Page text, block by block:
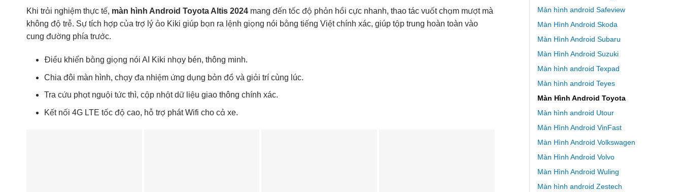
Khi trải nghiệm thực tế, màn hình Android Toyota Altis 2024 mang đến tốc độ phản hồi cực nhanh, thao tác vuốt chạm mượt mà
không độ trễ. Sự tích hợp của trợ lý ảo Kiki giúp bạn ra lệnh giọng nói bằng tiếng Việt chính xác, giúp tập trung hoàn toàn vào
cung đường phía trước.
Điều khiển bằng giọng nói AI Kiki nhạy bén, thông minh.
Chia đôi màn hình, chạy đa nhiệm ứng dụng bản đồ và giải trí cùng lúc.
Tra cứu phạt nguội tức thì, cập nhật dữ liệu giao thông chính xác.
Kết nối 4G LTE tốc độ cao, hỗ trợ phát Wifi cho cả xe.
Màn hình android Safeview
Màn Hình Android Skoda
Màn Hình Android Subaru
Màn Hình Android Suzuki
Màn hình android Texpad
Màn hình android Teyes
Màn Hình Android Toyota
Màn hình android Utour
Màn Hình Android VinFast
Màn Hình Android Volkswagen
Màn Hình Android Volvo
Màn Hình Android Wuling
Màn hình android Zestech